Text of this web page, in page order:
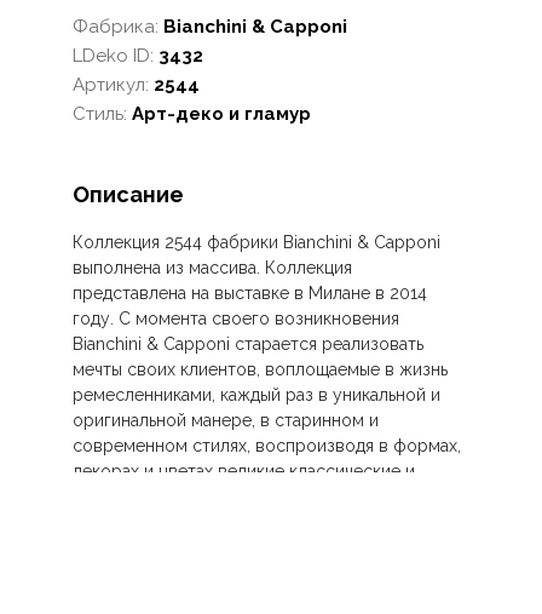
Фабрика: Bianchini & Capponi
LDeko ID: 3432
Артикул: 2544
Стиль: Арт-деко и гламур
Описание
Коллекция 2544 фабрики Bianchini & Capponi
выполнена из массива. Коллекция
представлена на выставке в Милане в 2014
году. С момента своего возникновения
Bianchini & Capponi старается реализовать
мечты своих клиентов, воплощаемые в жизнь
ремесленниками, каждый раз в уникальной и
оригинальной манере, в старинном и
современном стилях, воспроизводя в формах,
декорах и цветах великие классические и